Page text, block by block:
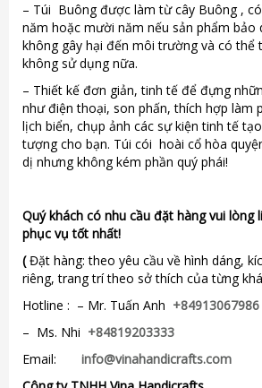
– Túi Buông được làm từ cây Buông ,
năm hoặc mười năm nếu sản phẩm bảo
không gây hại đến môi trường và có thể
không sử dụng nữa.
– Thiết kế đơn giản, tinh tế để đựng
như điện thoại, son phấn, thích hợp làm
lịch biển, chụp ảnh các sự kiện tinh tế
tượng cho bạn. Túi cói hoài cổ hòa
dị nhưng không kém phần quý phái!
Quý khách có nhu cầu đặt hàng vui lòng
phục vụ tốt nhất!
(Đặt hàng: theo yêu cầu về hình dáng,
riêng, trang trí theo sở thích của từng
Hotline : – Mr. Tuấn Anh +84913067986
– Ms. Nhi +84819203333
Email: info@vinahandicrafts.com